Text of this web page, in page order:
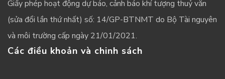
Giấy phép hoạt động dự báo, cảnh báo khí tượng thuỷ văn
(sửa đổi lần thứ nhất) số: 14/GP-BTNMT do Bộ Tài nguyên
và môi trường cấp ngày 21/01/2021.
Các điều khoản và chinh sách